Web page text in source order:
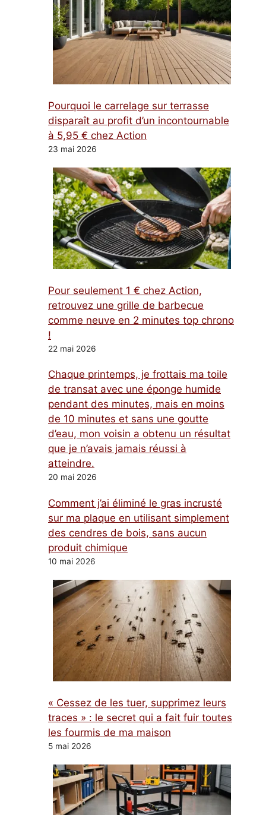
Pourquoi le carrelage sur terrasse
disparaît au profit d’un incontournable
à 5,95 € chez Action
23 mai 2026
Pour seulement 1 € chez Action,
retrouvez une grille de barbecue
comme neuve en 2 minutes top chrono
!
22 mai 2026
Chaque printemps, je frottais ma toile
de transat avec une éponge humide
pendant des minutes, mais en moins
de 10 minutes et sans une goutte
d’eau, mon voisin a obtenu un résultat
que je n’avais jamais réussi à
atteindre.
20 mai 2026
Comment j’ai éliminé le gras incrusté
sur ma plaque en utilisant simplement
des cendres de bois, sans aucun
produit chimique
10 mai 2026
« Cessez de les tuer, supprimez leurs
traces » : le secret qui a fait fuir toutes
les fourmis de ma maison
5 mai 2026